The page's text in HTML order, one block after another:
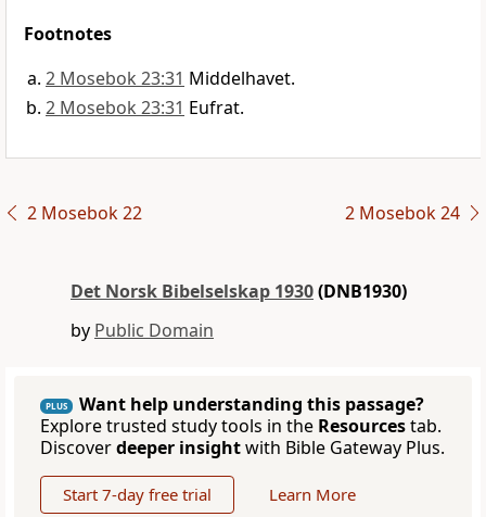
Footnotes
2 Mosebok 23:31 Middelhavet.
2 Mosebok 23:31 Eufrat.
2 Mosebok 22 2 Mosebok 24
Det Norsk Bibelselskap 1930(DNB1930)
by Public Domain
PLUS
Want help understanding this passage?
Explore trusted study tools in the Resourcestab.
Discoverdeeper insightwith Bible Gateway Plus.
Start 7-day free trial Learn More